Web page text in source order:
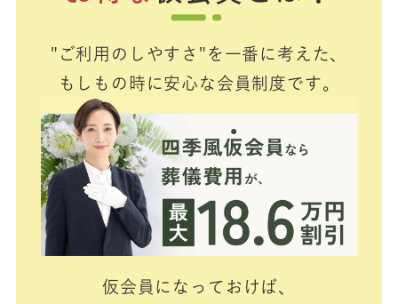
"ご利用のしやすさ"を一番に考えた、
もしもの時に安心な会員制度です。
仮会員になっておけば、